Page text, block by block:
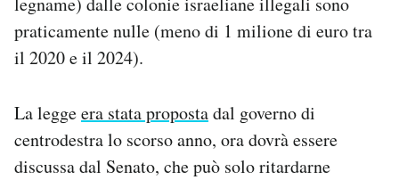
praticamente nulle (meno di 1 milione di euro tra
il 2020 e il 2024).
La leggeera stata propostadal governo di
centrodestra lo scorso anno, ora dovrà essere
discussa dal Senato, che può solo ritardarne